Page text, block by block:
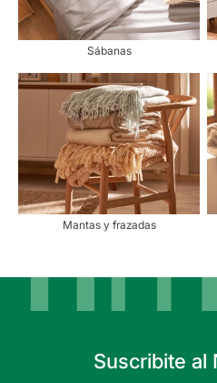
Sábanas
Mantas y frazadas
Suscribite al